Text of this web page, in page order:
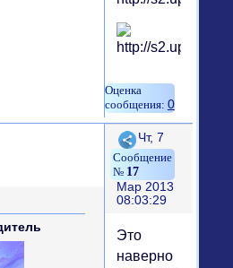
0
Поделиться
17
Чт, 7
Мар 2013
08:03:29
Это
наверно